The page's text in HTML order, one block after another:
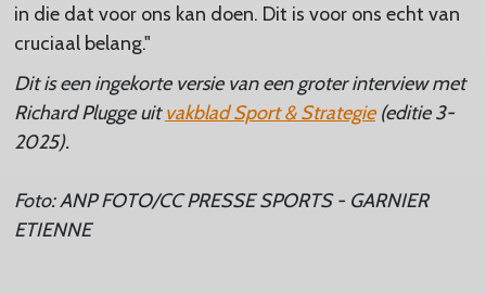
in die dat voor ons kan doen. Dit is voor ons echt van
cruciaal belang."
Dit is een ingekorte versie van een groter interview met
Richard Plugge uitvakblad Sport & Strategie(editie 3-
2025).
Foto: ANP FOTO/CC PRESSE SPORTS - GARNIER
ETIENNE